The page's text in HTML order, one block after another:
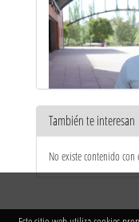
Grado en
También te interesan
No existe contenido con